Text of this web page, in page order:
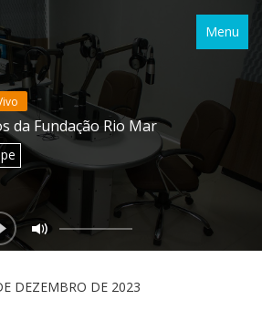
Menu
da Fundação Rio Mar
DEZEMBRO DE 2023